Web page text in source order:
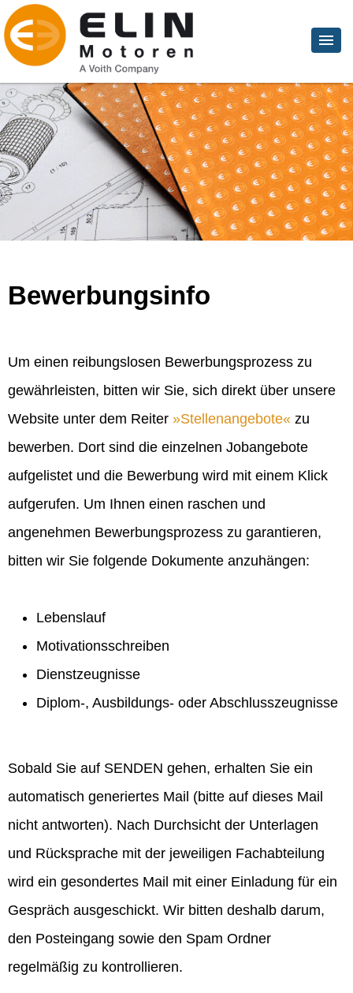
Bewerbungsinfo
Um einen reibungslosen Bewerbungsprozess zu
gewährleisten, bitten wir Sie, sich direkt über unsere
Website unter dem Reiter
Stellenangebote
zu
bewerben. Dort sind die einzelnen Jobangebote
aufgelistet und die Bewerbung wird mit einem Klick
aufgerufen. Um Ihnen einen raschen und
angenehmen Bewerbungsprozess zu garantieren,
bitten wir Sie folgende Dokumente anzuhängen:
Lebenslauf
Motivationsschreiben
Dienstzeugnisse
Diplom-, Ausbildungs- oder Abschlusszeugnisse
Sobald Sie auf SENDEN gehen, erhalten Sie ein
automatisch generiertes Mail (bitte auf dieses Mail
nicht antworten). Nach Durchsicht der Unterlagen
und Rücksprache mit der jeweiligen Fachabteilung
wird ein gesondertes Mail mit einer Einladung für ein
Gespräch ausgeschickt. Wir bitten deshalb darum,
den Posteingang sowie den Spam Ordner
regelmäßig zu kontrollieren.